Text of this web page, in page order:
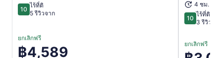
1010 จาก 10
ไร้ที่ติ
5 รีวิวจาก
ยกเลิกฟรี
ราคา
฿4,589
4 ชม.
1010 จาก 10
ไร้ที่ติ
3 รีวิวจาก
ยกเลิกฟรี
ราคา